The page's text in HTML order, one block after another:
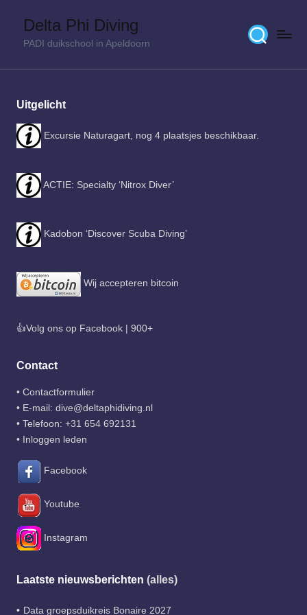
Delta Phi Diving
PADI duikschool in Apeldoorn
Uitgelicht
Excursie Naturagart, nog 4 plaatsjes beschikbaar.
ACTIE: Specialty ‘Nitrox Diver’
Kadobon ‘Discover Scuba Diving’
Wij accepteren bitcoin
👍Volg ons op Facebook | 900+
Contact
• Contactformulier
• E-mail: dive@deltaphidiving.nl
• Telefoon: +31 654 692131
• Inloggen leden
Facebook
Youtube
Instagram
Laatste nieuwsberichten (alles)
Data groepsduikreis Bonaire 2027